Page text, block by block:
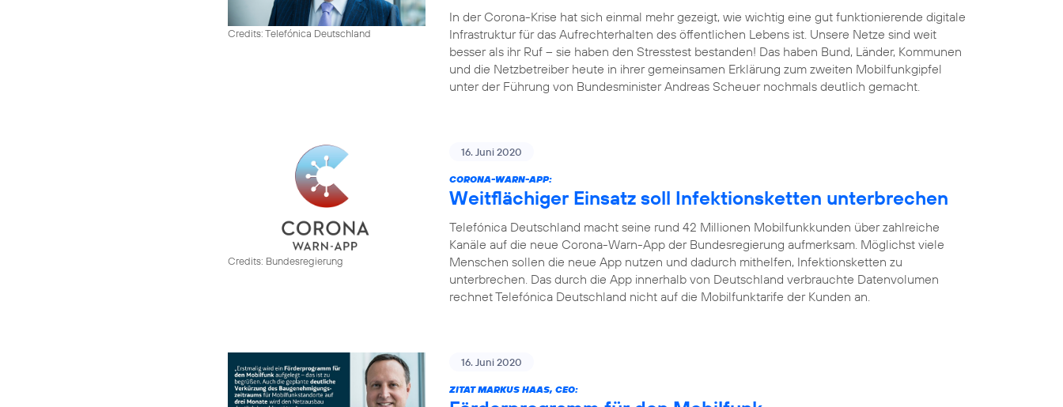
Credits: Telefónica Deutschland
In der Corona-Krise hat sich einmal mehr gezeigt, wie wichtig eine gut funktionierende digitale
Infrastruktur für das Aufrechterhalten des öffentlichen Lebens ist. Unsere Netze sind weit
besser als ihr Ruf – sie haben den Stresstest bestanden! Das haben Bund, Länder, Kommunen
und die Netzbetreiber heute in ihrer gemeinsamen Erklärung zum zweiten Mobilfunkgipfel
unter der Führung von Bundesminister Andreas Scheuer nochmals deutlich gemacht.
Credits: Bundesregierung
16. Juni 2020
CORONA-WARN-APP:
Weitflächiger Einsatz soll Infektionsketten unterbrechen
Telefónica Deutschland macht seine rund 42 Millionen Mobilfunkkunden über zahlreiche
Kanäle auf die neue Corona-Warn-App der Bundesregierung aufmerksam. Möglichst viele
Menschen sollen die neue App nutzen und dadurch mithelfen, Infektionsketten zu
unterbrechen. Das durch die App innerhalb von Deutschland verbrauchte Datenvolumen
rechnet Telefónica Deutschland nicht auf die Mobilfunktarife der Kunden an.
16. Juni 2020
ZITAT MARKUS HAAS, CEO: